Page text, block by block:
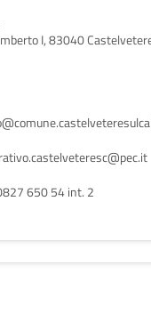
I, 83040
650 54 int. 2